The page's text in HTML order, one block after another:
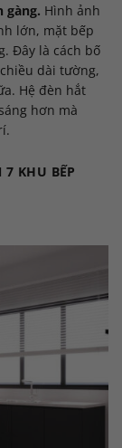
gàng. Hình ảnh
lớn, mặt bếp
Đây là cách bố
dài tường,
Hệ đèn hắt
hơn mà
KHU BẾP